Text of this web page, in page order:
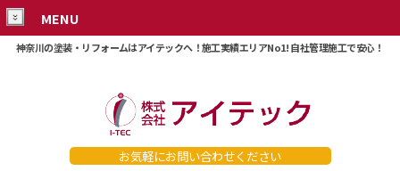
神奈川の塗装・リフォームはアイテックへ！施工実績エリアNo1! 自社管理施工で安心！
お気軽にお問い合わせください
MENU